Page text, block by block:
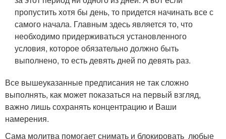
пропустить хотя бы день, то придется начинать все с
самого начала. Главным здесь является то, что
необходимо придерживаться установленного
условия, которое обязательно должно быть
выполнено, то есть девять дней по девять раз.
Все вышеуказанные предписания не так сложно
выполнять, как может показаться на первый взгляд,
важно лишь сохранять концентрацию и Ваши
намерения.
Сама молитва помогает снимать и блокировать любые